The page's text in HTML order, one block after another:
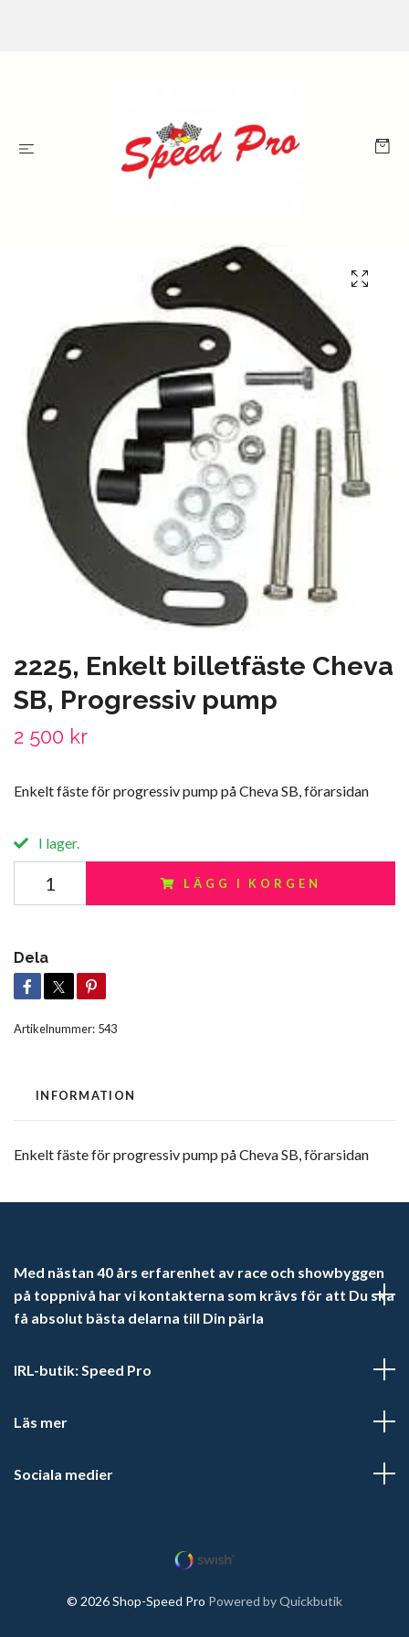
2225, Enkelt billetfäste Cheva
SB, Progressiv pump
2 500 kr
Enkelt fäste för progressiv pump på Cheva SB, förarsidan
I lager.
LÄGG I KORGEN
Dela
Artikelnummer: 543
INFORMATION
Enkelt fäste för progressiv pump på Cheva SB, förarsidan
Med nästan 40 års erfarenhet av race och showbyggen
på toppnivå har vi kontakterna som krävs för att Du ska
få absolut bästa delarna till Din pärla
IRL-butik: Speed Pro
Läs mer
Sociala medier
© 2026 Shop-Speed Pro Powered by Quickbutik